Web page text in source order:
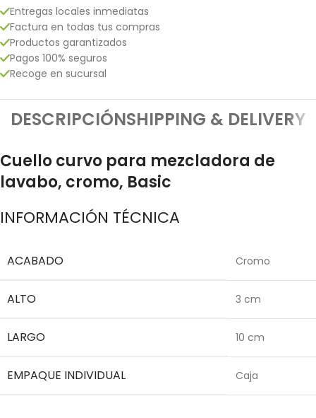
Entregas locales inmediatas
Factura en todas tus compras
Productos garantizados
Pagos 100% seguros
Recoge en sucursal
DESCRIPCIÓNSHIPPING & DELIVERY
Cuello curvo para mezcladora de
lavabo, cromo, Basic
INFORMACIÓN TÉCNICA
ACABADO Cromo
ALTO 3 cm
LARGO 10 cm
EMPAQUE INDIVIDUAL Caja